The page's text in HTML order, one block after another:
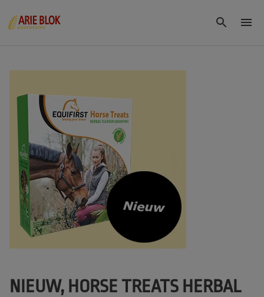
NIEUW, HORSE TREATS HERBAL